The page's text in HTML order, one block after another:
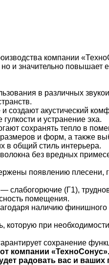
компании
значительно повышает
в различных
создают акустический
и устранение эха.
сохранять тепло в
и форм, а также
в общий стиль интерьера.
без вредных
появлению плесени,
— слабогорючие (Г1),
помещения.
наличию финишного
которую при
сохранение
компании
радовать вас и ваших